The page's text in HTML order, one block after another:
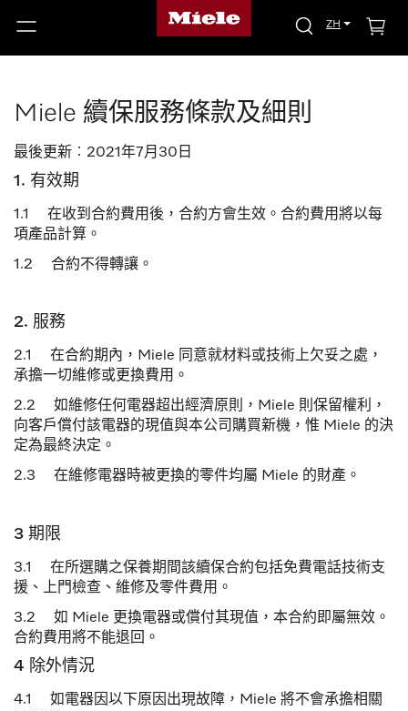
ZH
Miele 續保服務條款及細則
最後更新︰2021年7月30日
1. 有效期
1.1 在收到合約費用後，合約方會生效。合約費用將以每
項產品計算。
1.2 合約不得轉讓。
2. 服務
2.1 在合約期內， Miele 同意就材料或技術上欠妥之處，
承擔一切維修或更換費用。
2.2 如維修任何電器超出經濟原則， Miele 則保留權利，
向客戶償付該電器的現值與本公司購買新機，惟 Miele 的決
定為最終決定。
2.3 在維修電器時被更換的零件均屬 Miele 的財產。
3 期限
3.1 在所選購之保養期間該續保合約包括免費電話技術支
援、上門檢查、維修及零件費用。
3.2 如 Miele 更換電器或償付其現值，本合約即屬無效。
合約費用將不能退回。
4 除外情況
4.1 如電器因以下原因出現故障，Miele 將不會承擔相關